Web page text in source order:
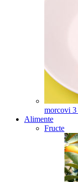
morcovi 3
Alimente
Fructe